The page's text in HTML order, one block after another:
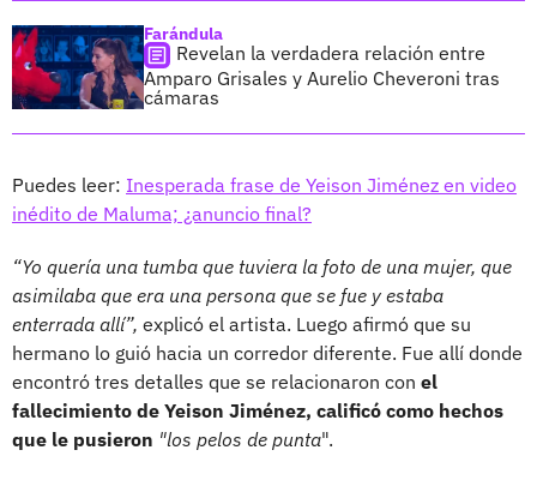
Farándula
Revelan la verdadera relación entre
Amparo Grisales y Aurelio Cheveroni tras
cámaras
Puedes leer: Inesperada frase de Yeison Jiménez en video
inédito de Maluma; ¿anuncio final?
“Yo quería una tumba que tuviera la foto de una mujer, que
asimilaba que era una persona que se fue y estaba
enterrada allí”, explicó el artista. Luego afirmó que su
hermano lo guió hacia un corredor diferente. Fue allí donde
encontró tres detalles que se relacionaron con el
fallecimiento de Yeison Jiménez, calificó como hechos
que le pusieron "los pelos de punta".